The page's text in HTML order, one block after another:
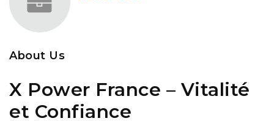
About Us
X Power France – Vitalité
et Confiance